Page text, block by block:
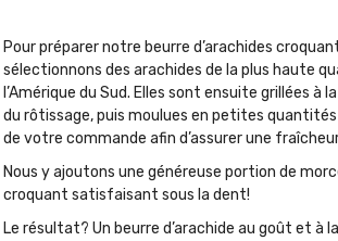
Pour préparer notre beurre d’arachides
sélectionnons des arachides de la plus haute
l’Amérique du Sud. Elles sont ensuite grillées
du rôtissage, puis moulues en petites
de votre commande afin d’assurer une
Nous y ajoutons une généreuse portion de
croquant satisfaisant sous la dent!
Le résultat? Un beurre d’arachide au goût et à